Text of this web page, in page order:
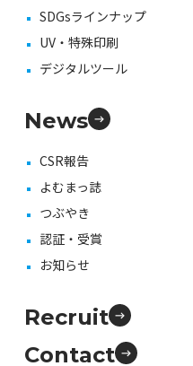
SDGsラインナップ
UV・特殊印刷
デジタルツール
News
CSR報告
よむまっ誌
つぶやき
認証・受賞
お知らせ
Recruit
Contact